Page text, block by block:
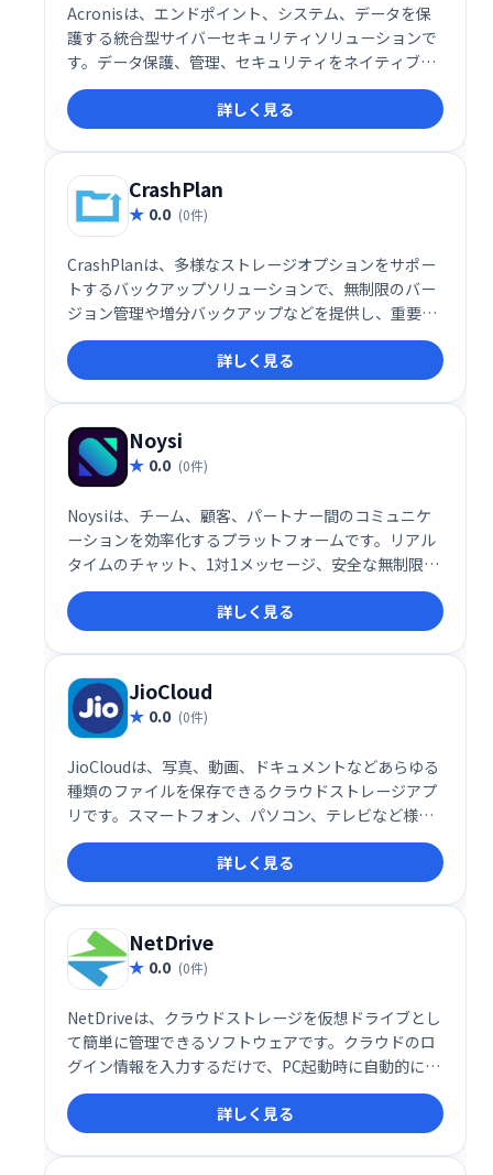
Acronisは、エンドポイント、システム、データを保
護する統合型サイバーセキュリティソリューションで
す。データ保護、管理、セキュリティをネイティブに
統合することで、包括的な保護を実現します。高度な
脅威からデータを守り、ビジネスの継続性を確保しま
す。
詳しく見る
CrashPlan
0.0 (0件)
CrashPlanは、多様なストレージオプションをサポー
トするバックアップソリューションで、無制限のバー
ジョン管理や増分バックアップなどを提供し、重要な
データを安全に保護します。
詳しく見る
Noysi
0.0 (0件)
Noysiは、チーム、顧客、パートナー間のコミュニケ
ーションを効率化するプラットフォームです。リアル
タイムのチャット、1対1メッセージ、安全な無制限ク
ラウドストレージ、高度なタスクマネージャーなどを
提供。ビデオ通話、画面共有、ファイル共有にも対応
し、プロジェクトの整理や進捗管理をスムーズに行え
ます。アプリ連携機能も備え、既存ツールとの統合も
容易です。チーム、部門、プロジェクト単位での整理
も可能です。
詳しく見る
JioCloud
0.0 (0件)
JioCloudは、写真、動画、ドキュメントなどあらゆる
種類のファイルを保存できるクラウドストレージアプ
リです。スマートフォン、パソコン、テレビなど様々
なデバイスからアクセス可能。最大100GBのオンライ
ンストレージが利用でき、プロモーションを利用すれ
ばさらに容量を増やすことも可能です。大切な思い出
やファイルを安全に、そして簡単に管理しましょう。
詳しく見る
NetDrive
0.0 (0件)
NetDriveは、クラウドストレージを仮想ドライブとし
て簡単に管理できるソフトウェアです。クラウドのロ
グイン情報を入力するだけで、PC起動時に自動的にす
べてのストレージが表示され、まるでローカルドライ
ブのように利用できます。煩わしいログイン作業から
解放され、クラウドストレージをより効率的に活用で
きます。
詳しく見る